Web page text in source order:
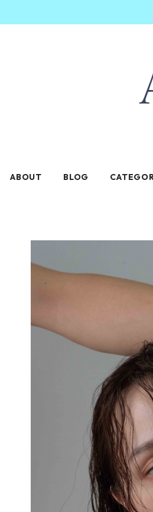
ABOUT BLOG